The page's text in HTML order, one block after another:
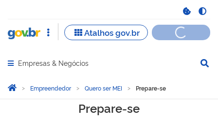
Abrir menu principal de navegação
Empresas & Negócios
Você está aqui:
Página Inicial
Empreendedor Quero ser MEI Prepare-se
Prepare-sePrepare-se